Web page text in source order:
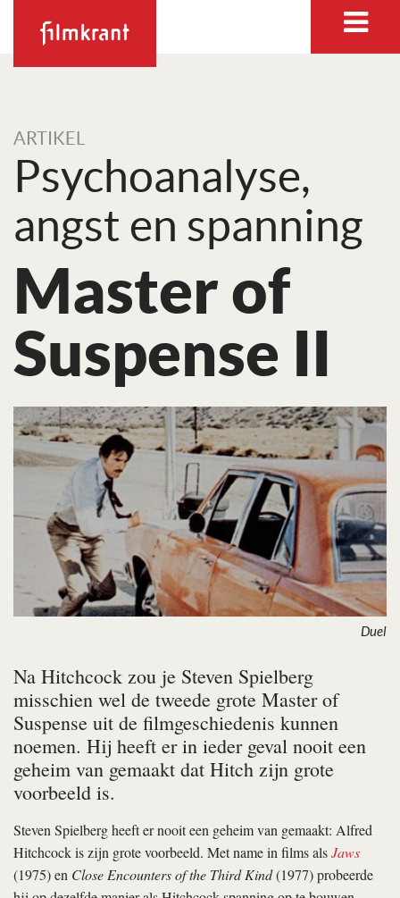
ARTIKEL
Psychoanalyse,
angst en spanning
Master of
Suspense II
Duel
Na Hitchcock zou je Steven Spielberg
misschien wel de tweede grote Master of
Suspense uit de filmgeschiedenis kunnen
noemen. Hij heeft er in ieder geval nooit een
geheim van gemaakt dat Hitch zijn grote
voorbeeld is.
Steven Spielberg heeft er nooit een geheim van gemaakt: Alfred
Hitchcock is zijn grote voorbeeld. Met name in films alsJaws
(1975) en Close Encounters of the Third Kind(1977) probeerde